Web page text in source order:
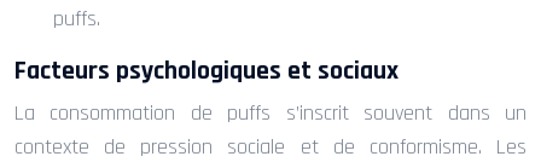
puffs.
Facteurs psychologiques et sociaux
La consommation de puffs s’inscrit souvent dans un
contexte de pression sociale et de conformisme. Les